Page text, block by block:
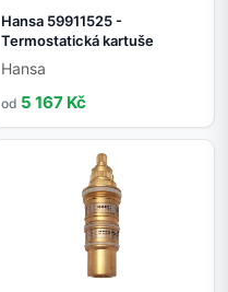
Hansa 59911525 -
Termostatická kartuše
Hansa
od 5 167 Kč